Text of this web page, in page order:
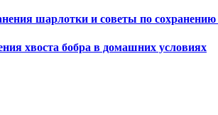
шарлотки и советы по
хвоста бобра в домашних условиях